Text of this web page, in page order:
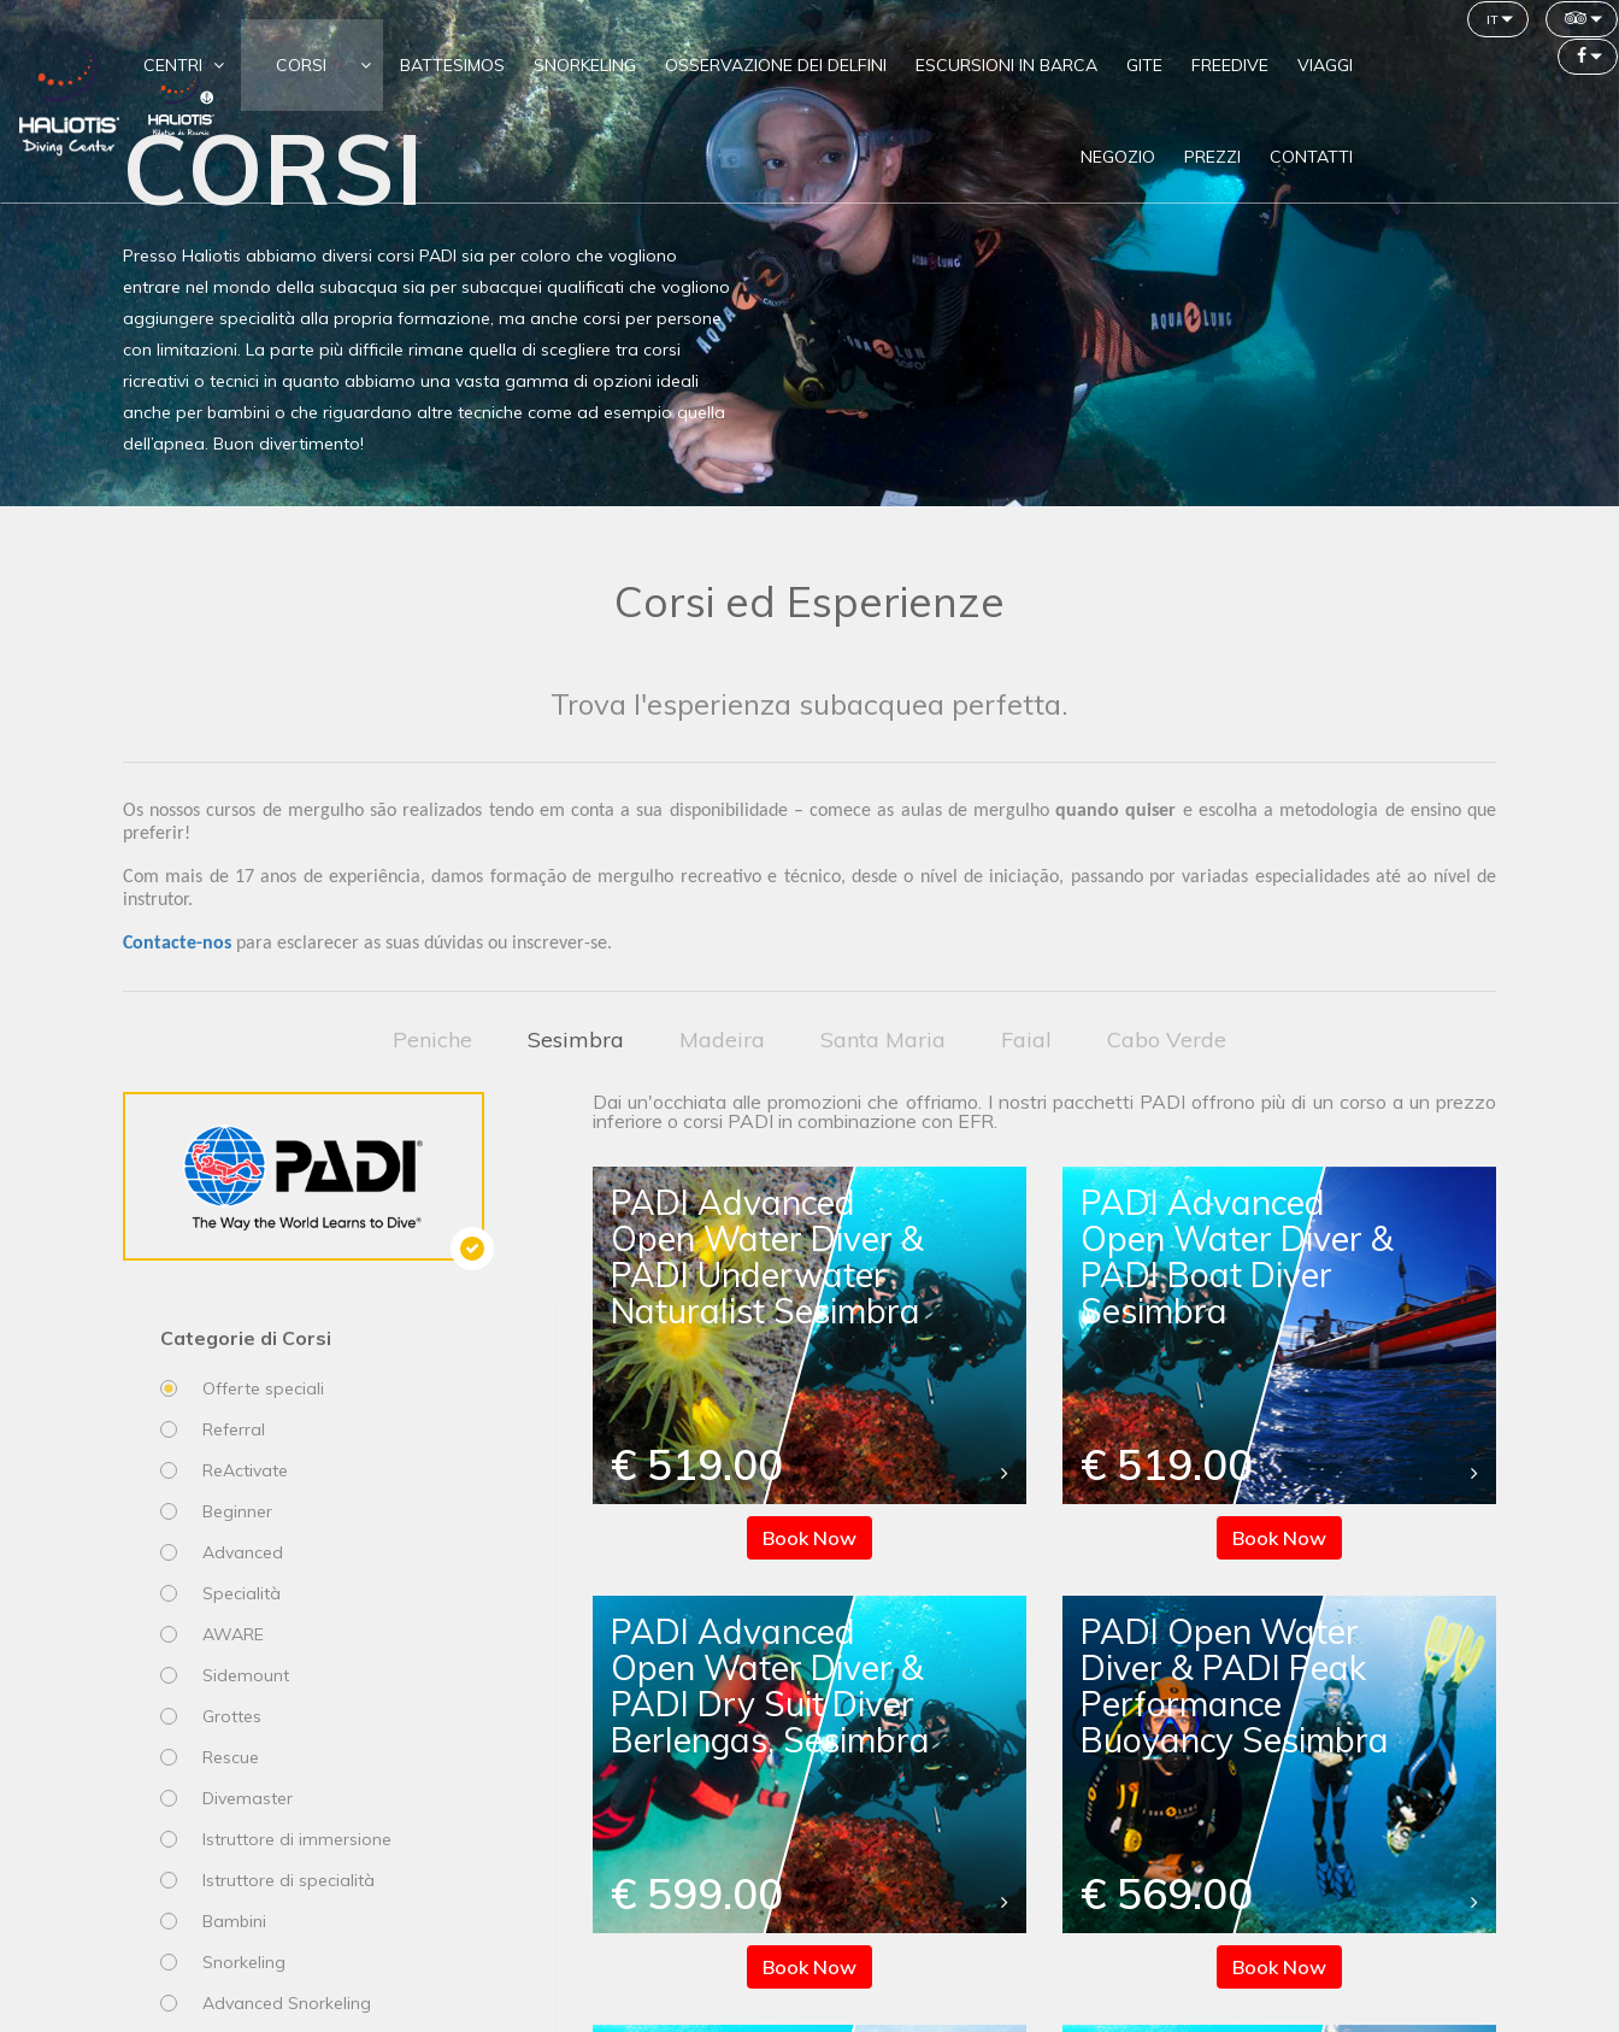
CENTRI CORSI BATTESIMOS SNORKELING OSSERVAZIONE DEI DELFINI ESCURSIONI IN BARCA GITE FREEDIVE VIAGGI
NEGOZIO PREZZI CONTATTI
it
CORSI
Presso Haliotis abbiamo diversi corsi PADI sia per coloro che vogliono
entrare nel mondo della subacqua sia per subacquei qualificati che vogliono
aggiungere specialità alla propria formazione, ma anche corsi per persone
con limitazioni. La parte più difficile rimane quella di scegliere tra corsi
ricreativi o tecnici in quanto abbiamo una vasta gamma di opzioni ideali
anche per bambini o che riguardano altre tecniche come ad esempio quella
dell’apnea. Buon divertimento!
Corsi ed Esperienze
Trova l'esperienza subacquea perfetta.
Os nossos cursos de mergulho são realizados tendo em conta a sua disponibilidade – comece as aulas de mergulhoquando quiser e escolha a metodologia de ensino que
preferir!
Com mais de 17 anos de experiência, damos formação de mergulho recreativo e técnico, desde o nível de iniciação, passando por variadas especialidades até ao nível de
instrutor.
Contacte-nos para esclarecer as suas dúvidas ou inscrever-se.
Peniche Sesimbra Madeira Santa Maria Faial Cabo Verde
Categorie di Corsi
Offerte speciali
Referral
ReActivate
Beginner
Advanced
Specialità
AWARE
Sidemount
Grottes
Rescue
Divemaster
Istruttore di immersione
Istruttore di specialità
Bambini
Snorkeling
Advanced Snorkeling
Dai un'occhiata alle promozioni che offriamo. I nostri pacchetti PADI offrono più di un corso a un prezzo
inferiore o corsi PADI in combinazione con EFR.
PADI Advanced
Open Water Diver &
PADI Underwater
Naturalist Sesimbra
€ 519.00
Book Now
PADI Advanced
Open Water Diver &
PADI Boat Diver
Sesimbra
€ 519.00
Book Now
PADI Advanced
Open Water Diver &
PADI Dry Suit Diver
Berlengas, Sesimbra
€ 599.00
Book Now
PADI Open Water
Diver & PADI Peak
Performance
Buoyancy Sesimbra
€ 569.00
Book Now